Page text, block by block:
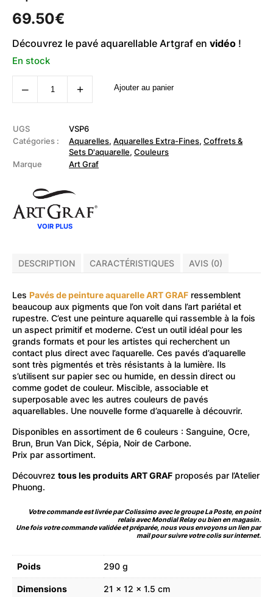
69.50€
Découvrez le pavé aquarellable Artgraf en vidéo !
En stock
‒
quantité
de
de
6
Pavés
aquarellables
+ Ajouter au panier
UGS
VSP6
Catégories :
Aquarelles, Aquarelles Extra-Fines, Coffrets &
Sets D'aquarelle, Couleurs
Marque
Art Graf
VOIR PLUS
DESCRIPTION CARACTÉRISTIQUES AVIS (0)
Les Pavés de peinture aquarelle ART GRAF ressemblent
beaucoup aux pigments que l’on voit dans l’art pariétal et
rupestre. C’est une peinture aquarelle qui rassemble à la fois
un aspect primitif et moderne. C’est un outil idéal pour les
grands formats et pour les artistes qui recherchent un
contact plus direct avec l’aquarelle. Ces pavés d’aquarelle
sont très pigmentés et très résistants à la lumière. Ils
s’utilisent sur papier sec ou humide, en dessin direct ou
comme godet de couleur. Miscible, associable et
superposable avec les autres couleurs de pavés
aquarellables. Une nouvelle forme d’aquarelle à découvrir.
Disponibles en assortiment de 6 couleurs : Sanguine, Ocre,
Brun, Brun Van Dick, Sépia, Noir de Carbone.
Prix par assortiment.
Découvrez tous les produits ART GRAF proposés par l’Atelier
Phuong.
Votre commande est livrée par Colissimo avec le groupe La Poste, en point
relais avec Mondial Relay ou bien en magasin.
Une fois votre commande validée et préparée, nous vous envoyons un lien par
mail pour suivre votre colis sur internet.
Poids 290 g
Dimensions 21 × 12 × 1.5 cm